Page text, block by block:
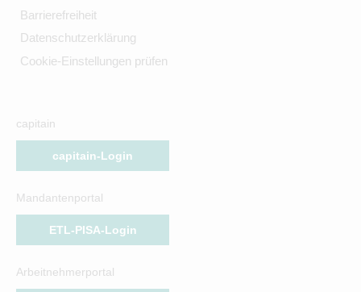
Barrierefreiheit
Datenschutzerklärung
Cookie-Einstellungen prüfen
capitain
capitain-Login
Mandantenportal
ETL-PISA-Login
Arbeitnehmerportal